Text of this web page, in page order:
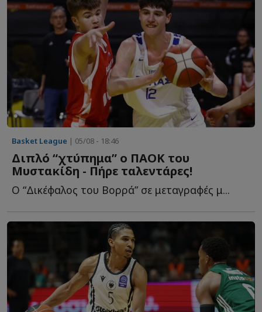
Basket League | 05/08 - 18:46
Διπλό “χτύπημα” ο ΠΑΟΚ του
Μυστακίδη - Πήρε ταλεντάρες!
Ο “Δικέφαλος του Βορρά” σε μεταγραφές μ...